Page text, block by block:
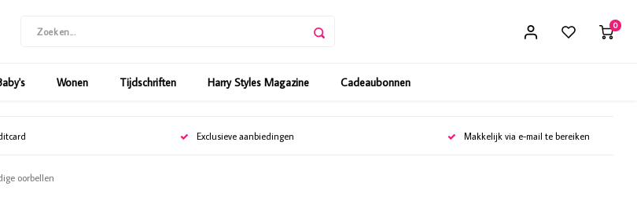
0
Wonen Tijdschriften Harry Styles Magazine Cadeaubonnen
Exclusieve aanbiedingen Makkelijk via e-mail te bereiken
oorbellen